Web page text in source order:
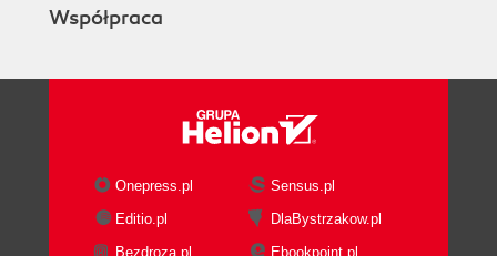
Współpraca
Onepress.pl
Sensus.pl
Editio.pl
DlaBystrzakow.pl
Bezdroza.pl
Ebookpoint.pl